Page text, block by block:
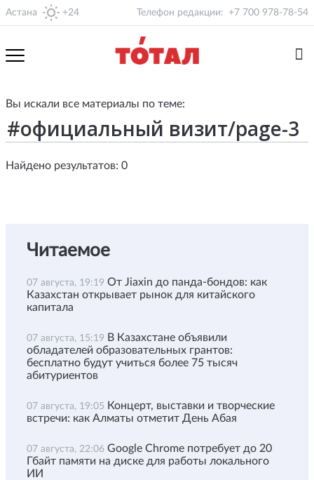
Астана +24 Телефон редакции: +7 700 978-78-54
Вы искали все материалы по теме:
Найдено результатов: 0
Читаемое
07 августа, 19:19 От Jiaxin до панда-бондов: как
Казахстан открывает рынок для китайского
капитала
07 августа, 15:19 В Казахстане объявили
обладателей образовательных грантов:
бесплатно будут учиться более 75 тысяч
абитуриентов
07 августа, 19:05 Концерт, выставки и творческие
встречи: как Алматы отметит День Абая
07 августа, 22:06 Google Chrome потребует до 20
Гбайт памяти на диске для работы локального
ИИ